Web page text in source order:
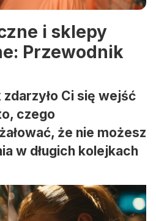
i sklepy
Przewodnik
Ci się wejść
czego
że nie możesz
w długich kolejkach